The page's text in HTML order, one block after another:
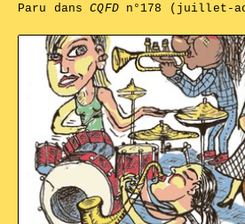
Paru dansCQFDn°178 (juillet-